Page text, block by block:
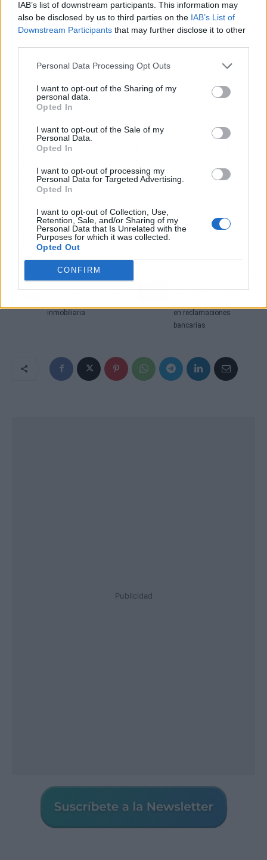
IAB’s list of downstream participants. This information may
also be disclosed by us to third parties on the IAB’s List of
Downstream Participants that may further disclose it to other
Personal Data Processing Opt Outs
I want to opt-out of the Sharing of my
personal data.
Opted In
I want to opt-out of the Sale of my
Personal Data.
Opted In
I want to opt-out of processing my
Personal Data for Targeted Advertising.
Opted In
I want to opt-out of Collection, Use,
Retention, Sale, and/or Sharing of my
Personal Data that Is Unrelated with the
Purposes for which it was collected.
Opted Out
CONFIRM
Actualmente,
importantes cadenas de supermercados,
centros comerciales, hospitales, hoteles,
estaciones de tren, compañías de Real Estate, y
pequeños y grandes operadores de
aparcamientos.
Artículo anterior
Contar con Best House
inmobiliaria
Asesority y su equipo de
en reclamaciones
bancarias
Publicidad